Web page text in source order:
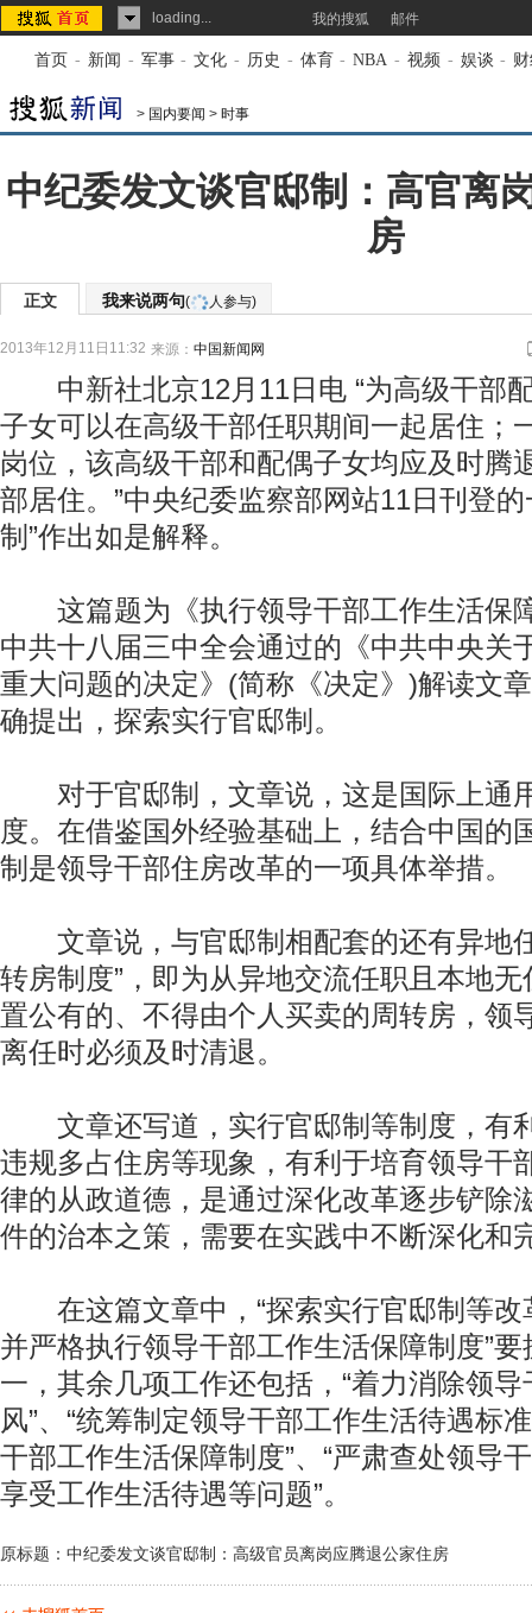
loading... 我的搜狐 邮件
首页 - 新闻 - 军事 - 文化 - 历史 - 体育 - NBA - 视频 - 娱谈 -
> 国内要闻 > 时事
中纪委发文谈官邸制：高官离
房
正文 我来说两句( 人参与)
2013年12月11日11:32 来源： 中国新闻网
中新社北京12月11日电 “为高级干部
子女可以在高级干部任职期间一起居住；
岗位，该高级干部和配偶子女均应及时腾
部居住。”中央纪委监察部网站11日刊登
制”作出如是解释。
这篇题为《执行领导干部工作生活保
中共十八届三中全会通过的《中共中央关
重大问题的决定》(简称《决定》)解读文
确提出，探索实行官邸制。
对于官邸制，文章说，这是国际上通
度。在借鉴国外经验基础上，结合中国的
制是领导干部住房改革的一项具体举措。
文章说，与官邸制相配套的还有异地
转房制度”，即为从异地交流任职且本地
置公有的、不得由个人买卖的周转房，领
离任时必须及时清退。
文章还写道，实行官邸制等制度，有
违规多占住房等现象，有利于培育领导干
律的从政道德，是通过深化改革逐步铲除
件的治本之策，需要在实践中不断深化和
在这篇文章中，“探索实行官邸制等改
并严格执行领导干部工作生活保障制度”
一，其余几项工作还包括，“着力消除领
风”、“统筹制定领导干部工作生活待遇标
干部工作生活保障制度”、“严肃查处领导
享受工作生活待遇等问题”。
原标题：中纪委发文谈官邸制：高级官员离岗应腾退公家住房